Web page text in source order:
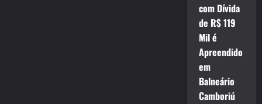
com Dívida
de R$ 119
Mil é
Apreendido
em
Balneário
Camboriú